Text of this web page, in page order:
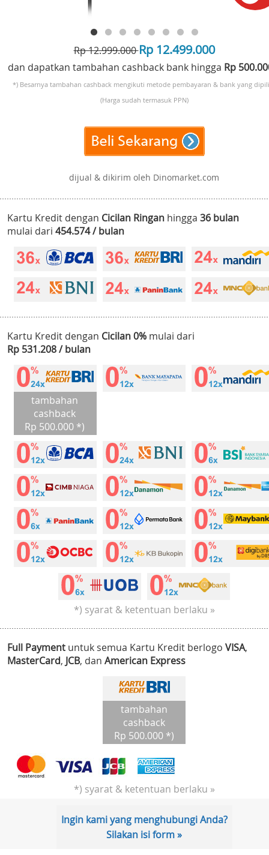
Rp 12.999.000Rp 12.499.000
dan dapatkan tambahan cashback bank hingga Rp
*) Besarnya tambahan cashback mengikuti metode pembayaran & bank yang
(Harga sudah termasuk PPN)
dijual & dikirim oleh Dinomarket.com
Kartu Kredit dengan Cicilan Ringan hingga 36 bulan
mulai dari 454.574 / bulan
Kartu Kredit dengan Cicilan 0% mulai dari
Rp 531.208 / bulan
tambahan
cashback
Rp 500.000 *)
*) syarat & ketentuan berlaku »
Full Payment untuk semua Kartu Kredit berlogo VISA,
MasterCard, JCB, dan American Express
tambahan
cashback
Rp 500.000 *)
*) syarat & ketentuan berlaku »
Ingin kami yang menghubungi Anda?
Silakan isi form »